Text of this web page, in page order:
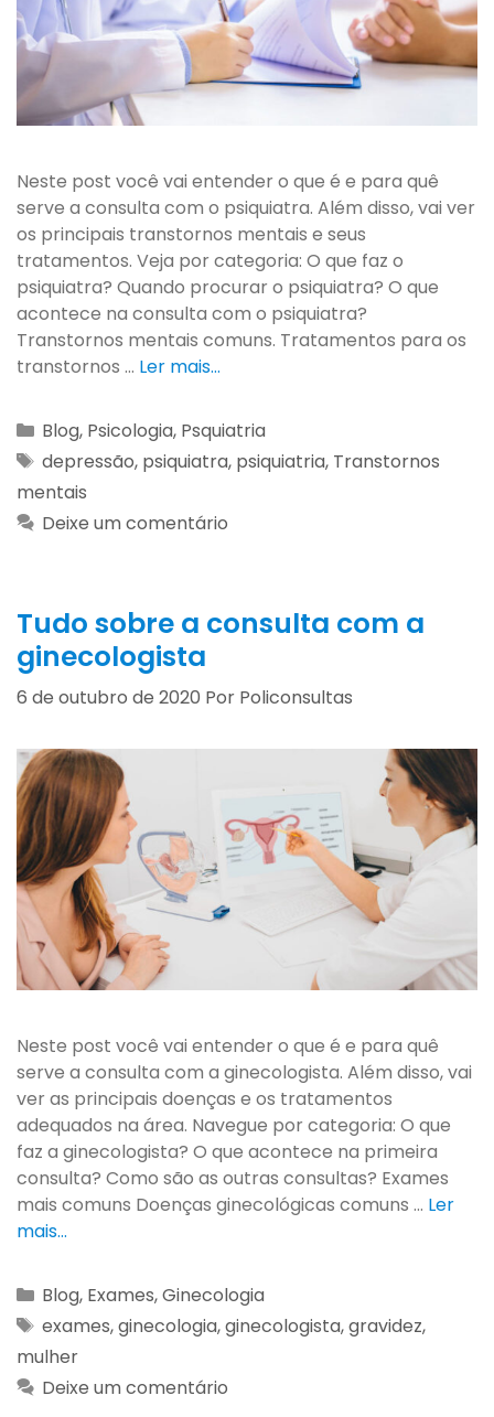
Neste post você vai entender o que é e para quê
serve a consulta com o psiquiatra. Além disso, vai ver
os principais transtornos mentais e seus
tratamentos. Veja por categoria: O que faz o
psiquiatra? Quando procurar o psiquiatra? O que
acontece na consulta com o psiquiatra?
Transtornos mentais comuns. Tratamentos para os
transtornos … Ler mais…
Blog, Psicologia, Psquiatria
depressão, psiquiatra, psiquiatria, Transtornos
mentais
Deixe um comentário
Tudo sobre a consulta com a
ginecologista
6 de outubro de 2020 Por Policonsultas
Neste post você vai entender o que é e para quê
serve a consulta com a ginecologista. Além disso, vai
ver as principais doenças e os tratamentos
adequados na área. Navegue por categoria: O que
faz a ginecologista? O que acontece na primeira
consulta? Como são as outras consultas? Exames
mais comuns Doenças ginecológicas comuns … Ler
mais…
Blog, Exames,Ginecologia
exames,ginecologia,ginecologista,gravidez,
mulher
Deixe um comentário